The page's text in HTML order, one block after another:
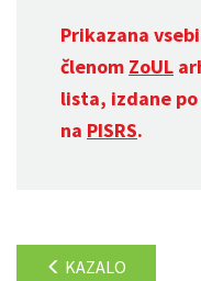
Prikazana
členom ZoUL
lista, izdane
na PISRS.
KAZALO